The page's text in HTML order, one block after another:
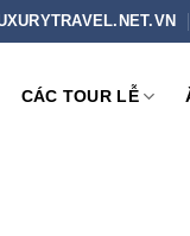
CÁC TOUR LỄ